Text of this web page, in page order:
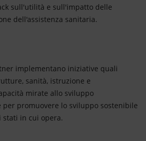
sull'utilità e sull'impatto delle
dell'assistenza sanitaria.
implementano iniziative quali
sanità, istruzione e
mirate allo sviluppo
per promuovere lo sviluppo sostenibile
stati in cui opera.